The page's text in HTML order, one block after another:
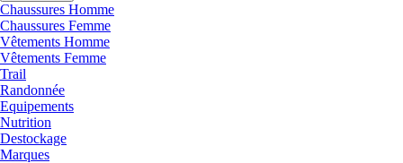
Chaussures Homme
Chaussures Femme
Vêtements Homme
Vêtements Femme
Trail
Randonnée
Equipements
Nutrition
Destockage
Marques